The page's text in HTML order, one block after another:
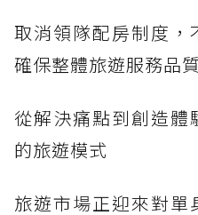
取消領隊配房制度，
確保整體旅遊服務品
從解決痛點到創造體
的旅遊模式
旅遊市場正迎來對單